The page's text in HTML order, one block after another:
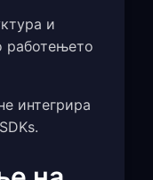
и
работењето
интегрира